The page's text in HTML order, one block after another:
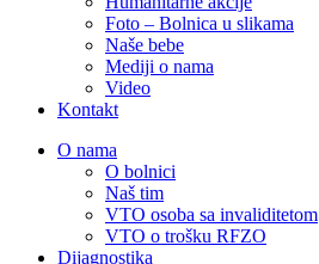
Foto – Bolnica u slikama
Naše bebe
Mediji o nama
Video
Kontakt
O nama
O bolnici
Naš tim
VTO osoba sa invaliditetom
VTO o trošku RFZO
Dijagnostika